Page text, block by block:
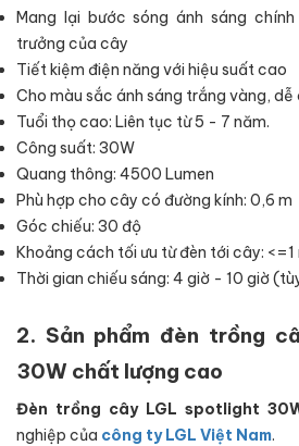
Mang lại bước sóng ánh sáng
trưởng của cây
Tiết kiệm điện năng với hiệu suất cao
Cho màu sắc ánh sáng trắng vàng,
Tuổi thọ cao: Liên tục từ 5 - 7 năm.
Công suất: 30W
Quang thông: 4500 Lumen
Phù hợp cho cây có đường kính: 0,6 m
Góc chiếu: 30 độ
Khoảng cách tối ưu từ đèn tới cây: <=1
Thời gian chiếu sáng: 4 giờ - 10 giờ
2. Sản phẩm đèn trồng
30W chất lượng cao
Đèn trồng cây LGL spotlight
nghiệp của công ty LGL Việt Nam.